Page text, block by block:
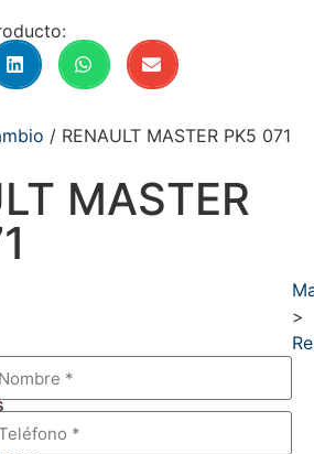
/ RENAULT MASTER PK5 071
MASTER
>
€